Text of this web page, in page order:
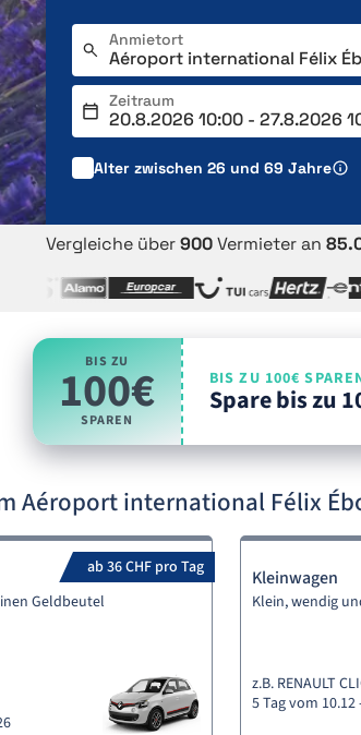
Anmietort
Zeitraum
Alter zwischen 26 und 69 Jahre
Vergleiche über900Vermieter an
BIS ZU
100€
SPAREN
BIS ZU 100€
Spare bis zu
Aéroport international Félix
ab 36 CHF pro Tag
Geldbeutel
Kleinwagen
Klein, wendig
z.B. RENAULT
5 Tag vom 10.12